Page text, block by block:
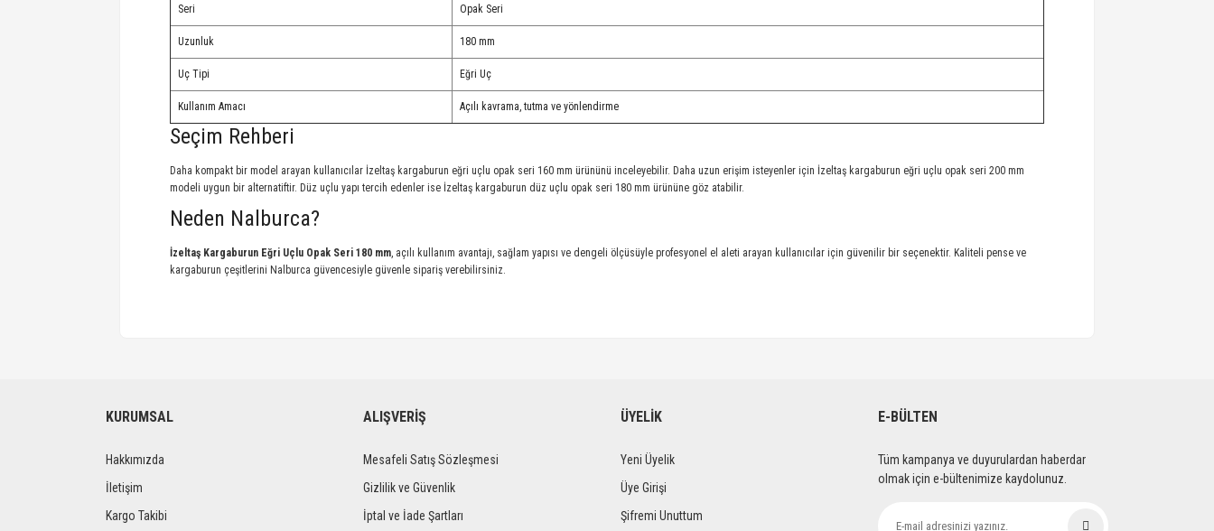
Seri Opak Seri
Uzunluk 180 mm
Uç Tipi Eğri Uç
Kullanım Amacı Açılı kavrama, tutma ve yönlendirme
Seçim Rehberi
Daha kompakt bir model arayan kullanıcılar İzeltaş kargaburun eğri uçlu opak seri 160 mm ürününü inceleyebilir. Daha uzun erişim isteyenler için İzeltaş kargaburun eğri uçlu opak seri 200 mm
modeli uygun bir alternatiftir. Düz uçlu yapı tercih edenler ise İzeltaş kargaburun düz uçlu opak seri 180 mm ürününe göz atabilir.
Neden Nalburca?
İzeltaş Kargaburun Eğri Uçlu Opak Seri 180 mm, açılı kullanım avantajı, sağlam yapısı ve dengeli ölçüsüyle profesyonel el aleti arayan kullanıcılar için güvenilir bir seçenektir. Kaliteli pense ve
kargaburun çeşitlerini Nalburca güvencesiyle güvenle sipariş verebilirsiniz.
KURUMSAL
Hakkımızda
İletişim
Kargo Takibi
ALIŞVERİŞ
Mesafeli Satış Sözleşmesi
Gizlilik ve Güvenlik
İptal ve İade Şartları
ÜYELİK
Yeni Üyelik
Üye Girişi
Şifremi Unuttum
E-BÜLTEN
Tüm kampanya ve duyurulardan haberdar
olmak için e-bültenimize kaydolunuz.